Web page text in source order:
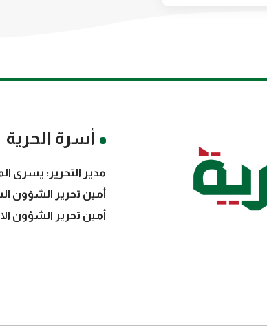
أسرة الحرية
مدير التحرير: يسرى
أمين تحرير الشؤون
أمين تحرير الشؤون